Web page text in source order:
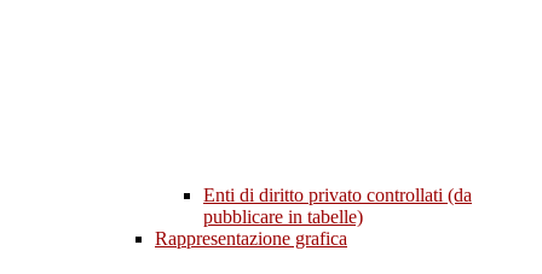
Enti di diritto privato controllati (da
pubblicare in tabelle)
Rappresentazione grafica